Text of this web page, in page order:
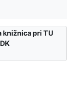
knižnica pri TU